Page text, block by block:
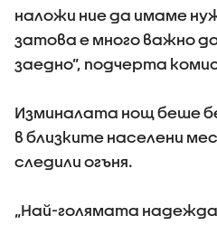
наложи ние да имаме
затова е много важно
заедно”, подчерта
Изминалата нощ беше
в близките населени
следили огъня.
„Най-голямата